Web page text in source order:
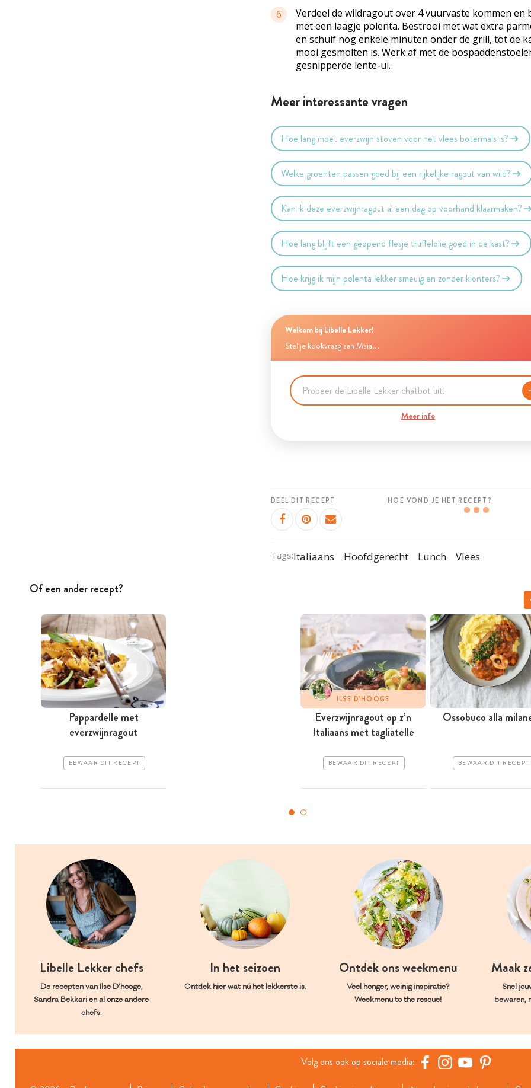
6
Verdeel de wildragout over 4 vuurvaste kommen en
met een laagje polenta. Bestrooi met wat extra
en schuif nog enkele minuten onder de grill, tot de
mooi gesmolten is. Werk af met de
gesnipperde lente-ui.
Meer interessante vragen
Hoe lang moet everzwijn stoven voor het vlees botermals is?
Welke groenten passen goed bij een rijkelijke ragout van wild?
Kan ik deze everzwijnragout al een dag op voorhand klaarmaken?
Hoe lang blijft een geopend flesje truffelolie goed in de kast?
Hoe krijg ik mijn polenta lekker smeuïg en zonder klonters?
Welkom bij Libelle Lekker!
Stel je kookvraag aan Maia...
Meer info
DEEL DIT RECEPT HOE VOND JE HET RECEPT?
Tags:Italiaans Hoofdgerecht Lunch Vlees
Of een ander recept?
Pappardelle met
everzwijnragout
BEWAAR DIT RECEPT
ILSE D'HOOGE
Everzwijnragout op z’n
Italiaans met tagliatelle
BEWAAR DIT RECEPT
Ossobuco alla
BEWAAR DIT RECEPT
Libelle Lekker chefs
De recepten van Ilse D’hooge,
Sandra Bekkari en al onze andere
chefs.
In het seizoen
Ontdek hier wat nú het lekkerste is.
Ontdek ons weekmenu
Veel honger, weinig inspiratie?
Weekmenu to the rescue!
Maak
Snel
bewaren,
Volg ons ook op sociale media: